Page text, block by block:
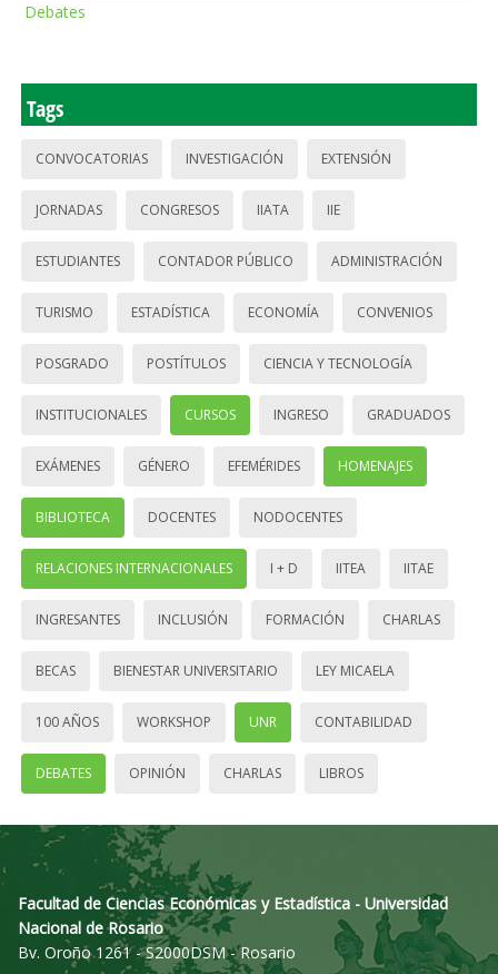
Debates
Tags
CONVOCATORIAS INVESTIGACIÓN EXTENSIÓN
JORNADAS CONGRESOS IIATA IIE
ESTUDIANTES CONTADOR PÚBLICO ADMINISTRACIÓN
TURISMO ESTADÍSTICA ECONOMÍA CONVENIOS
POSGRADO POSTÍTULOS CIENCIA Y TECNOLOGÍA
INSTITUCIONALES CURSOS INGRESO GRADUADOS
EXÁMENES GÉNERO EFEMÉRIDES HOMENAJES
BIBLIOTECA DOCENTES NODOCENTES
RELACIONES INTERNACIONALES I + D IITEA IITAE
INGRESANTES INCLUSIÓN FORMACIÓN CHARLAS
BECAS BIENESTAR UNIVERSITARIO LEY MICAELA
100 AÑOS WORKSHOP UNR CONTABILIDAD
DEBATES OPINIÓN CHARLAS LIBROS
Facultad de Ciencias Económicas y Estadística - Universidad
Nacional de Rosario
Bv. Oroño 1261 - S2000DSM - Rosario